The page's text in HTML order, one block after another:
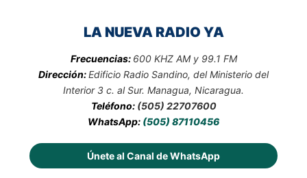
LA NUEVA RADIO YA
Frecuencias: 600 KHZ AM y 99.1 FM
Dirección:Edificio Radio Sandino, del Ministerio del
Interior 3 c. al Sur. Managua, Nicaragua.
Teléfono: (505) 22707600
WhatsApp: (505) 87110456
Únete al Canal de WhatsApp